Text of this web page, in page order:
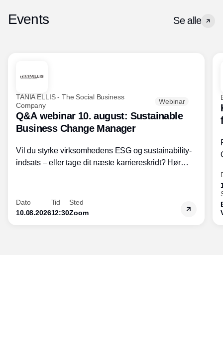
Events Se alle
TANIA ELLIS - The Social Business
Company
Webinar
Q&A webinar 10. august: Sustainable
Business Change Manager
Vil du styrke virksomhedens ESG og sustainability-
indsats – eller tage dit næste karriereskridt? Hør
inden for bæredygtig forretningsudvikling - så du
skaber værdi for både samfund og bundlinje.
Dato
10.08.2026
Tid
12:30
Sted
Zoom